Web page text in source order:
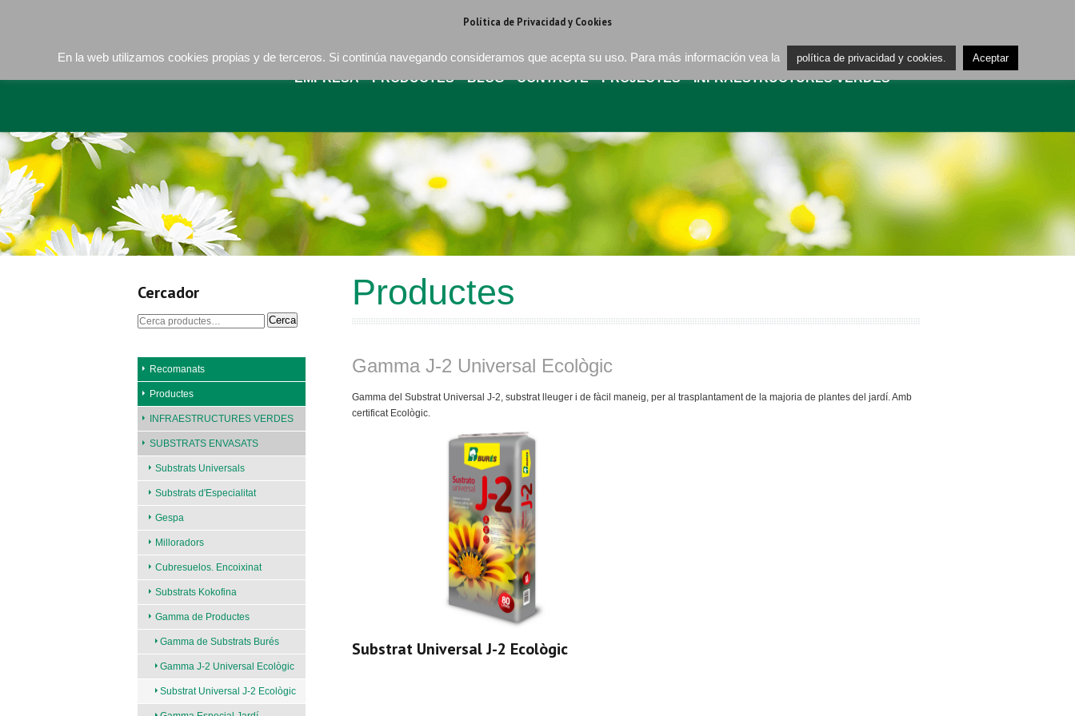
EMPRESA PRODUCTES BLOG CONTACTE PROJECTES INFRAESTRUCTURES VERDES
Productes
Gamma J-2 Universal Ecològic
Gamma del Substrat Universal J-2, substrat lleuger i de fàcil maneig, per al trasplantament de la majoria de plantes del jardí. Amb
certificat Ecològic.
Substrat Universal J-2 Ecològic
Cercador
Cerca
Recomanats
Productes
INFRAESTRUCTURES VERDES
SUBSTRATS ENVASATS
Substrats Universals
Substrats d'Especialitat
Gespa
Milloradors
Cubresuelos. Encoixinat
Substrats Kokofina
Gamma de Productes
Gamma de Substrats Burés
Gamma J-2 Universal Ecològic
Substrat Universal J-2 Ecològic
Política de Privacidad y Cookies
En la web utilizamos cookies propias y de terceros. Si continúa navegando consideramos que acepta su uso. Para más información vea la política de privacidad y cookies. Aceptar